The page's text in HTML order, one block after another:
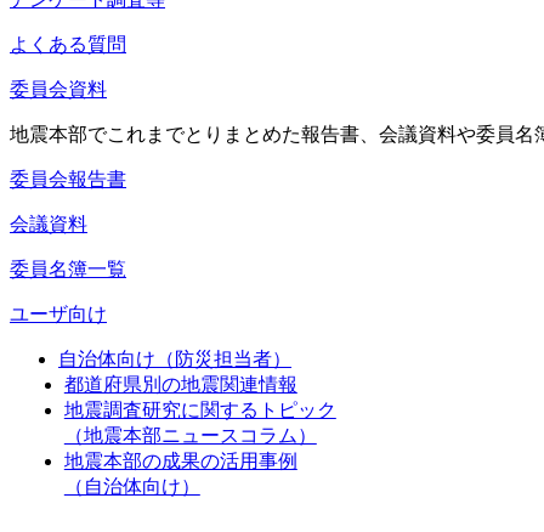
よくある質問
委員会資料
地震本部でこれまでとりまとめた報告書、会議資料や委員名
委員会報告書
会議資料
委員名簿一覧
ユーザ向け
自治体向け（防災担当者）
都道府県別の地震関連情報
地震調査研究に関するトピック
（地震本部ニュースコラム）
地震本部の成果の活用事例
（自治体向け）